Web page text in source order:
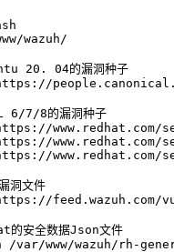
wazuh/
20. 04的漏洞种子
6/7/8的漏洞种子
www.redhat.com/
www.redhat.com/
www.redhat.com/
洞文件
feed.wazuh.com/
的安全数据Json文件
/var/www/wazuh/rh-